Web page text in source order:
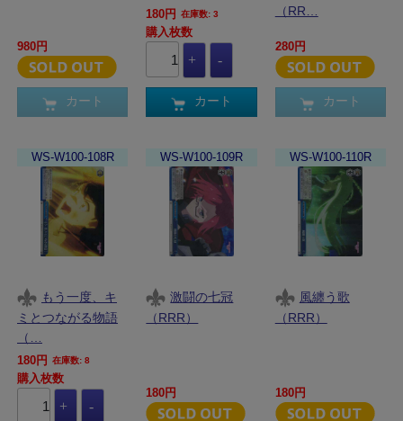
980円
カート
180円 在庫数: 3
購入枚数
カート
（RR…
280円
カート
WS-W100-108R
もう一度、キ
ミとつながる物語
（…
180円 在庫数: 8
購入枚数
WS-W100-109R
激闘の七冠
（RRR）
180円
WS-W100-110R
風纏う歌
（RRR）
180円